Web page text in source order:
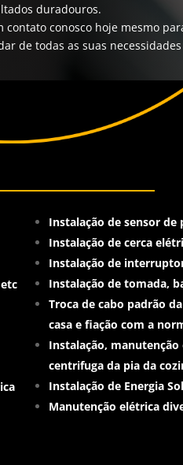
duradouros.
conosco hoje mesmo
de todas as suas
Instalação de sensor de
Instalação de cerca
Instalação de
Instalação de tomada,
Troca de cabo padrão
casa e fiação com a
Instalação,
centrifuga da pia da
Instalação de Energia
Manutenção elétrica